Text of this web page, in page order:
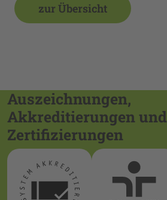
zur Übersicht
Auszeichnungen,
Akkreditierungen und
Zertifizierungen